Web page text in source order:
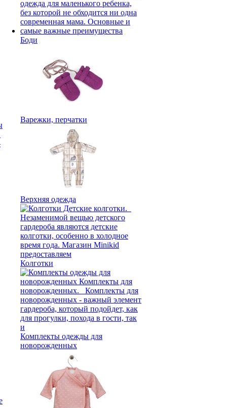
Боди
Варежки, перчатки
Верхняя одежда
Колготки
Комплекты одежды для
новорожденных